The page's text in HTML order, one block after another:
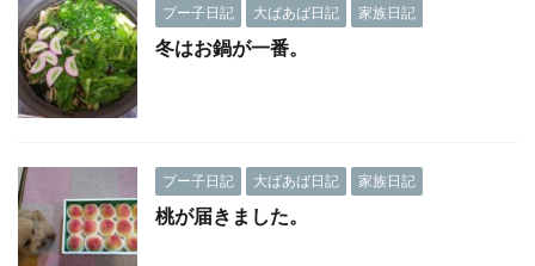
プー子日記 大ばあば日記 家族日記
冬はお鍋が一番。
プー子日記 大ばあば日記 家族日記
桃が届きました。